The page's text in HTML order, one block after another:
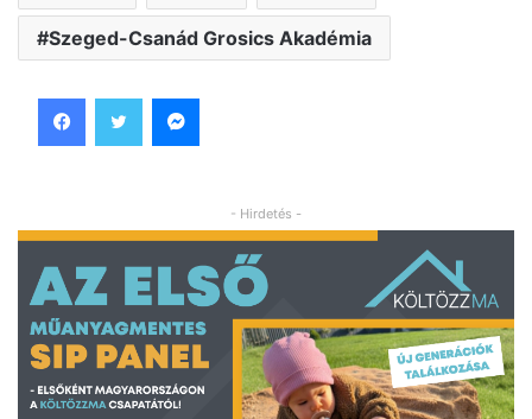
Szeged-Csanád Grosics Akadémia
- Hirdetés -